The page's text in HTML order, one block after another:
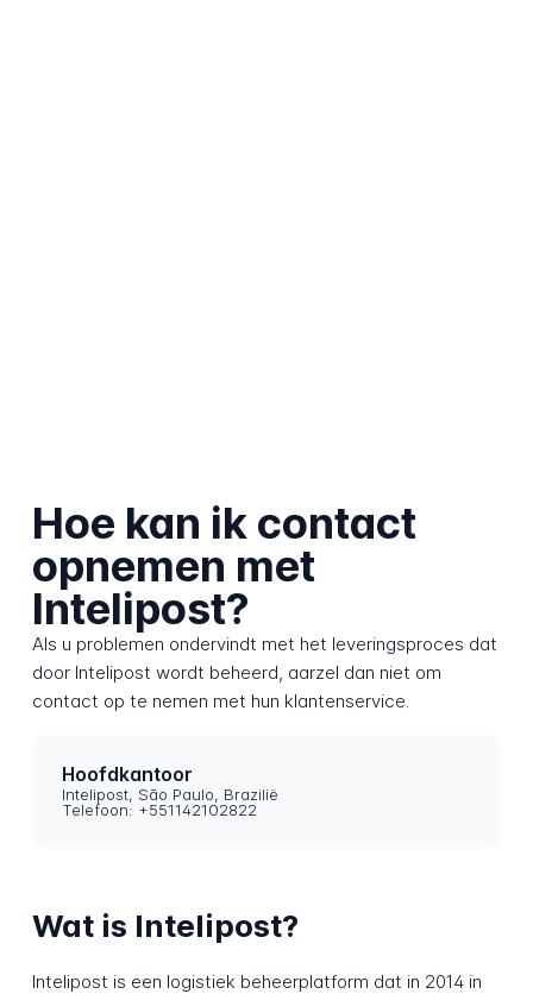
Hoe kan ik contact
opnemen met
Intelipost?
Als u problemen ondervindt met het leveringsproces dat
door Intelipost wordt beheerd, aarzel dan niet om
contact op te nemen met hun klantenservice.
Hoofdkantoor
Intelipost, São Paulo, Brazilië
Telefoon: +551142102822
Wat is Intelipost?
Intelipost is een logistiek beheerplatform dat in 2014 in